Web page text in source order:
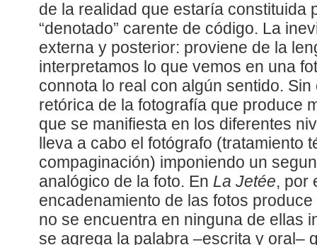
de la realidad que estaría constituida
“denotado” carente de código. La
externa y posterior: proviene de la
interpretamos lo que vemos en una
connota lo real con algún sentido.
retórica de la fotografía que produce
que se manifiesta en los diferentes
lleva a cabo el fotógrafo (tratamiento
compaginación) imponiendo un
analógico de la foto. En La Jetée, por
encadenamiento de las fotos
no se encuentra en ninguna de ellas
se agrega la palabra –escrita y oral–